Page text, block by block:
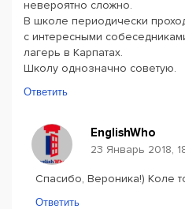
невероятно сложно.
В школе периодически
с интересными
лагерь в Карпатах.
Школу однозначно советую.
Ответить
EnglishWho
23 Январь 2018,
Спасибо, Вероника!) Коле
Ответить